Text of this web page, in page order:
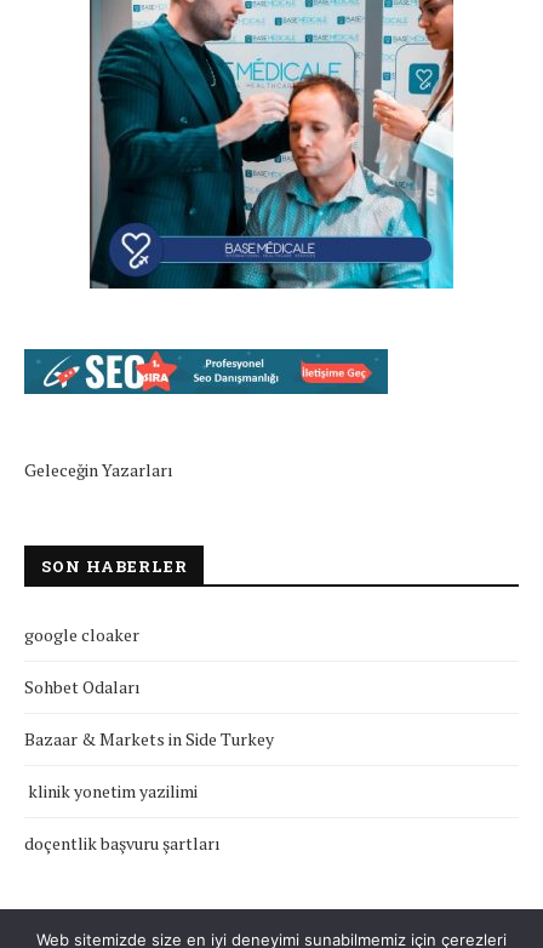
Geleceğin Yazarları
SON HABERLER
google cloaker
Sohbet Odaları
Bazaar & Markets in Side Turkey
klinik yonetim yazilimi
doçentlik başvuru şartları
Web sitemizde size en iyi deneyimi sunabilmemiz için çerezleri